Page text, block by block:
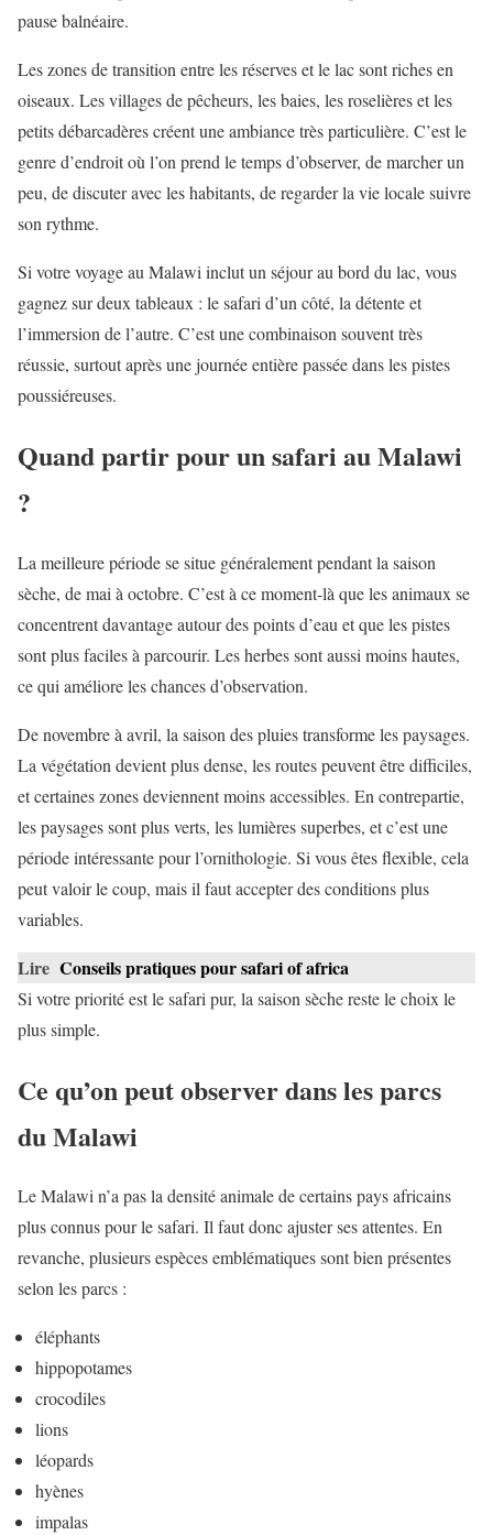
pause balnéaire.
Les zones de transition entre les réserves et le lac sont riches en
oiseaux. Les villages de pêcheurs, les baies, les roselières et les
petits débarcadères créent une ambiance très particulière. C’est le
genre d’endroit où l’on prend le temps d’observer, de marcher un
peu, de discuter avec les habitants, de regarder la vie locale suivre
son rythme.
Si votre voyage au Malawi inclut un séjour au bord du lac, vous
gagnez sur deux tableaux : le safari d’un côté, la détente et
l’immersion de l’autre. C’est une combinaison souvent très
réussie, surtout après une journée entière passée dans les pistes
poussiéreuses.
Quand partir pour un safari au Malawi
?
La meilleure période se situe généralement pendant la saison
sèche, de mai à octobre. C’est à ce moment-là que les animaux se
concentrent davantage autour des points d’eau et que les pistes
sont plus faciles à parcourir. Les herbes sont aussi moins hautes,
ce qui améliore les chances d’observation.
De novembre à avril, la saison des pluies transforme les paysages.
La végétation devient plus dense, les routes peuvent être difficiles,
et certaines zones deviennent moins accessibles. En contrepartie,
les paysages sont plus verts, les lumières superbes, et c’est une
période intéressante pour l’ornithologie. Si vous êtes flexible, cela
peut valoir le coup, mais il faut accepter des conditions plus
variables.
Lire Conseils pratiques pour safari of africa
Si votre priorité est le safari pur, la saison sèche reste le choix le
plus simple.
Ce qu’on peut observer dans les parcs
du Malawi
Le Malawi n’a pas la densité animale de certains pays africains
plus connus pour le safari. Il faut donc ajuster ses attentes. En
revanche, plusieurs espèces emblématiques sont bien présentes
selon les parcs :
éléphants
hippopotames
crocodiles
lions
léopards
hyènes
impalas